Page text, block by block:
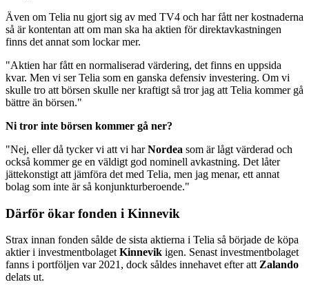
Även om Telia nu gjort sig av med TV4 och har fått ner kostnaderna
så är kontentan att om man ska ha aktien för direktavkastningen
finns det annat som lockar mer.
"Aktien har fått en normaliserad värdering, det finns en uppsida
kvar. Men vi ser Telia som en ganska defensiv investering. Om vi
skulle tro att börsen skulle ner kraftigt så tror jag att Telia kommer gå
bättre än börsen."
Ni tror inte börsen kommer gå ner?
"Nej, eller då tycker vi att vi harNordea som är lågt värderad och
också kommer ge en väldigt god nominell avkastning. Det låter
jättekonstigt att jämföra det med Telia, men jag menar, ett annat
bolag som inte är så konjunkturberoende."
Därför ökar fonden i Kinnevik
Strax innan fonden sålde de sista aktierna i Telia så började de köpa
aktier i investmentbolaget Kinnevik igen. Senast investmentbolaget
fanns i portföljen var 2021, dock såldes innehavet efter att Zalando
delats ut.